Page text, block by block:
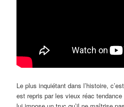
Le plus inquiétant dans l’histoire,
est repris par les vieux réac